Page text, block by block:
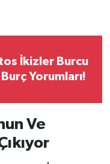
İkizler Burcu
Yorumları!
Ve